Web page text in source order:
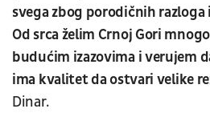
svega zbog porodičnih
Od srca želim Crnoj Gori
budućim izazovima i verujem
ima kvalitet da ostvari velike
Dinar.